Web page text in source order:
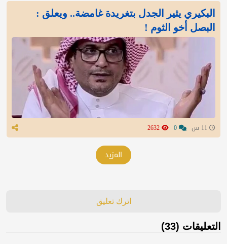
البكيري يثير الجدل بتغريدة غامضة.. ويعلق :
البصل أخو الثوم !
المزيد
اترك تعليق
التعليقات (33)